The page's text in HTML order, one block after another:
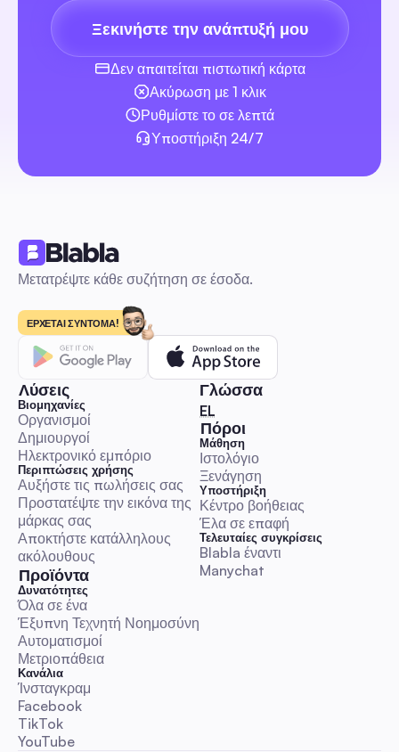
γραφεία
Ξεκινήστε την ανάπτυξή μου
Δεν απαιτείται πιστωτική κάρτα
Ακύρωση με 1 κλικ
Ρυθμίστε το σε λεπτά
Υποστήριξη 24/7
Μετατρέψτε κάθε συζήτηση σε έσοδα.
ΕΡΧΕΤΑΙ ΣΥΝΤΟΜΑ!
Λύσεις
Βιομηχανίες
Οργανισμοί
Δημιουργοί
Ηλεκτρονικό εμπόριο
Περιπτώσεις χρήσης
Αυξήστε τις πωλήσεις σας
Προστατέψτε την εικόνα της
μάρκας σας
Αποκτήστε κατάλληλους
ακόλουθους
Προϊόντα
Δυνατότητες
Όλα σε ένα
Έξυπνη Τεχνητή Νοημοσύνη
Αυτοματισμοί
Μετριοπάθεια
Κανάλια
Ίνσταγκραμ
Facebook
TikTok
YouTube
Πόροι
Μάθηση
Ιστολόγιο
Ξενάγηση
Υποστήριξη
Κέντρο βοήθειας
Έλα σε επαφή
Τελευταίες συγκρίσεις
Blabla έναντι
Manychat
Γλώσσα
EL